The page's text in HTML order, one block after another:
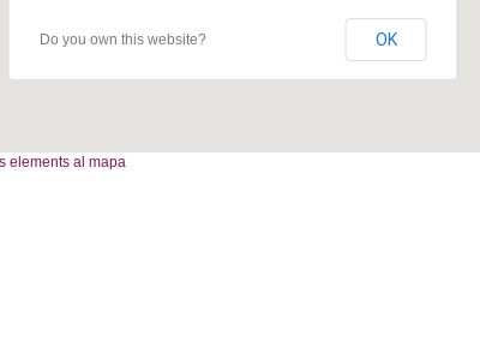
Do you own this website? OK
elements al mapa